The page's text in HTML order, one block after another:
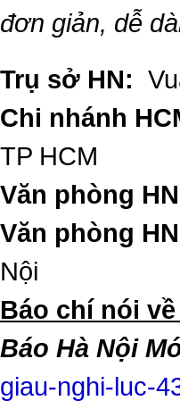
đơn giản, dễ
Trụ sở HN:
Chi nhánh
TP HCM
Văn phòng
Văn phòng
Nội
​Báo chí nói
Báo Hà Nội
giau-nghi-luc-